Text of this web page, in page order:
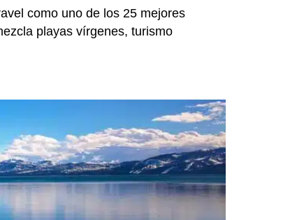
como uno de los 25 mejores
playas vírgenes, turismo